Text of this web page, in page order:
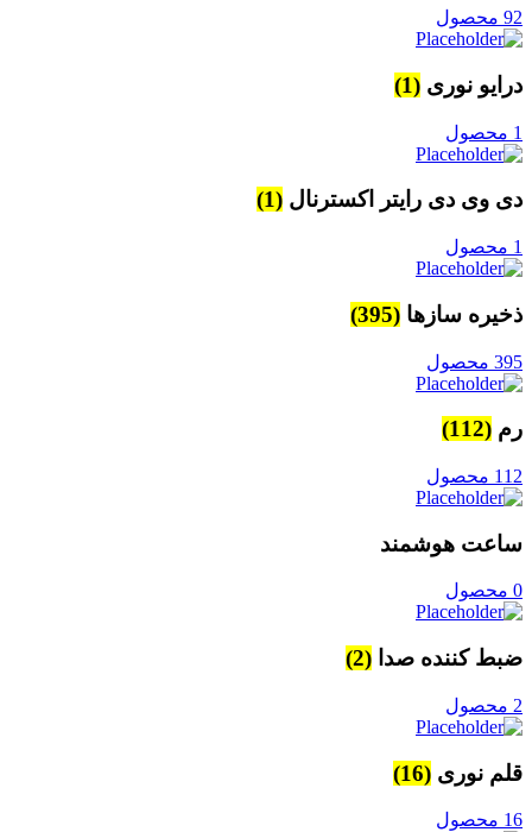
92 محصول
درایو نوری (1)
1 محصول
دی وی دی رایتر اکسترنال (1)
1 محصول
ذخیره سازها (395)
395 محصول
رم (112)
112 محصول
ساعت هوشمند
0 محصول
ضبط کننده صدا (2)
2 محصول
قلم نوری (16)
16 محصول